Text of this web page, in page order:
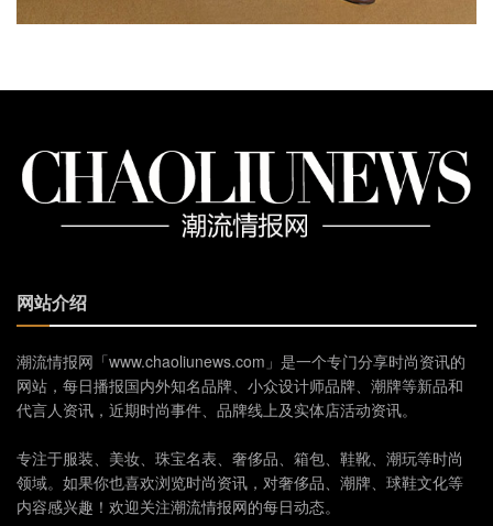
网站介绍
潮流情报网「www.chaoliunews.com」是一个专门分享时尚资讯的
网站，每日播报国内外知名品牌、小众设计师品牌、潮牌等新品和
代言人资讯，近期时尚事件、品牌线上及实体店活动资讯。
专注于服装、美妆、珠宝名表、奢侈品、箱包、鞋靴、潮玩等时尚
领域。如果你也喜欢浏览时尚资讯，对奢侈品、潮牌、球鞋文化等
内容感兴趣！欢迎关注潮流情报网的每日动态。